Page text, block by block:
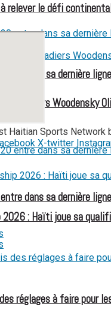
relever le défi
Grenadiers
dans sa dernière
dans sa dernière
2026 : Haïti joue sa
réglages à faire pour
Haitian Sports Network
X-twitter